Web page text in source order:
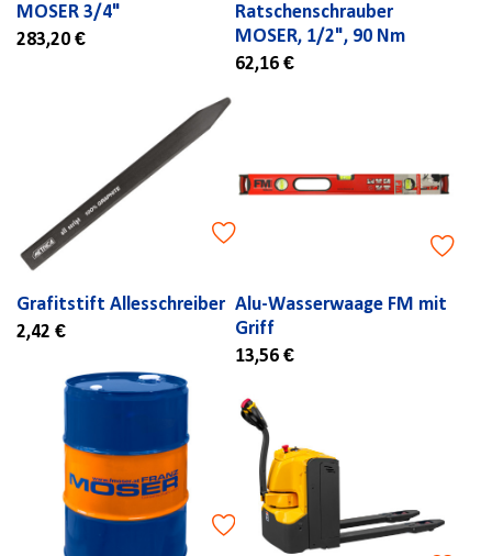
MOSER 3/4"
283,20 €
Ratschenschrauber
MOSER, 1/2", 90 Nm
62,16 €
Grafitstift Allesschreiber
2,42 €
Alu-Wasserwaage FM mit
Griff
13,56 €